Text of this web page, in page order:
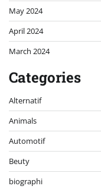
May 2024
April 2024
March 2024
Categories
Alternatif
Animals
Automotif
Beuty
biographi